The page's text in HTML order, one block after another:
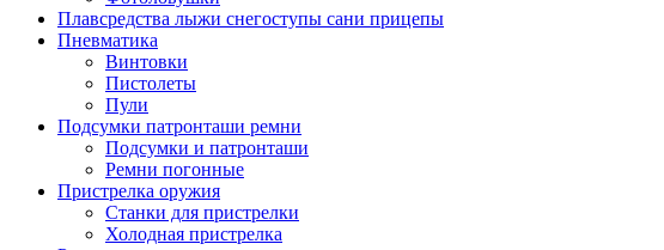
Плавсредства лыжи снегоступы сани прицепы
Пневматика
Винтовки
Пистолеты
Пули
Подсумки патронташи ремни
Подсумки и патронташи
Ремни погонные
Пристрелка оружия
Станки для пристрелки
Холодная пристрелка